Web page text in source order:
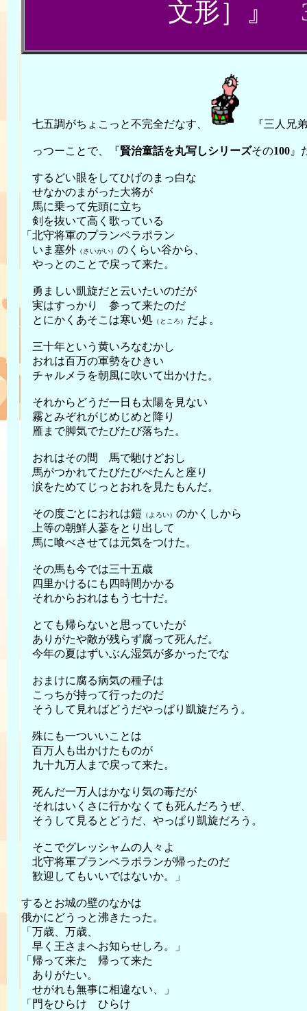
文形］ 』
七五調がちょこっと不完全だなす、 『三人兄
っつーことで、『賢治童話を丸写しシリーズその100 』
するどい眼をしてひげのまっ白な
せなかのまがった大将が
馬に乗って先頭に立ち
剣を抜いて高く歌っている
「北守将軍のプランペラポラン
いま塞外 （さいがい） のくらい谷から、
やっとのことで戻って来た。
勇ましい凱旋だと云いたいのだが
実はすっかり 参って来たのだ
とにかくあそこは寒い処 （ところ） だよ。
三十年という黄いろなむかし
おれは百万の軍勢をひきい
チャルメラを朝風に吹いて出かけた。
それからどうだ一日も太陽を見ない
霧とみぞれがじめじめと降り
雁まで脚気でたびたび落ちた。
おれはその間 馬で馳けどおし
馬がつかれてたびたびぺたんと座り
涙をためてじっとおれを見たもんだ。
その度ごとにおれは鎧 （よろい） のかくしから
上等の朝鮮人蔘をとり出して
馬に喰べさせては元気をつけた。
その馬も今では三十五歳
四里かけるにも四時間かかる
それからおれはもう七十だ。
とても帰らないと思っていたが
ありがたや敵が残らず腐って死んだ。
今年の夏はずいぶん湿気が多かったでな
おまけに腐る病気の種子は
こっちが持って行ったのだ
そうして見ればどうだやっぱり凱旋だろう。
殊にも一ついいことは
百万人も出かけたものが
九十九万人まで戻って来た。
死んだ一万人はかなり気の毒だが
それはいくさに行かなくても死んだろうぜ、
そうして見るとどうだ、やっぱり凱旋だろう。
そこでグレッシャムの人々よ
北守将軍プランペラポランが帰ったのだ
歓迎してもいいではないか。」
するとお城の壁のなかは
俄かにどうっと沸きたった。
「万歳、万歳、
早く王さまへお知らせしろ。」
「帰って来た 帰って来た
ありがたい。
せがれも無事に相違ない、」
「門をひらけ ひらけ